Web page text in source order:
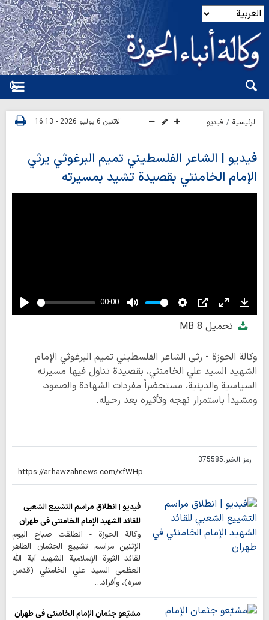
الرئيسية فیدیو الاثنين 6 يوليو 2026 - 16:13
فيديو | الشاعر الفلسطيني تميم البرغوثي يرثي
الإمام الخامنئي بقصيدة تشيد بمسيرته
Play
00:00
Mute Settings
PIP Enter
fullscreenتحميل 8 MB
وكالة الحوزة - رثى الشاعر الفلسطيني تميم البرغوثي الإمام
الشهيد السيد علي الخامنئي، بقصيدة تناول فيها مسيرته
السياسية والدينية، مستحضراً مفردات الشهادة والصمود،
ومشيداً باستمرار نهجه وتأثيره بعد رحيله.
رمز الخبر:375585
فيديو | انطلاق مراسم التشييع الشعبي
للقائد الشهيد الإمام الخامنئي في طهران
وكالة الحوزة - انطلقت صباح اليوم
الإثنين مراسم تشييع الجثمان الطاهر
لقائد الثورة الإسلامية الشهيد آية الله
العظمى السيد علي الخامنئي (قدس
سره)، وأفراد…
مشيّعو جثمان الإمام الخامنئي في طهران